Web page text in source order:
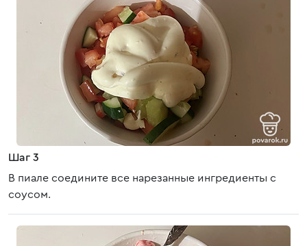
Шаг 3
В пиале соедините все нарезанные ингредиенты с
соусом.